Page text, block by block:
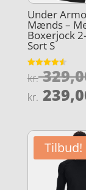
Under
Mænds –
Boxerjock
Sort S
Vurderet
4.6
kr.
kr.
Tilbud!